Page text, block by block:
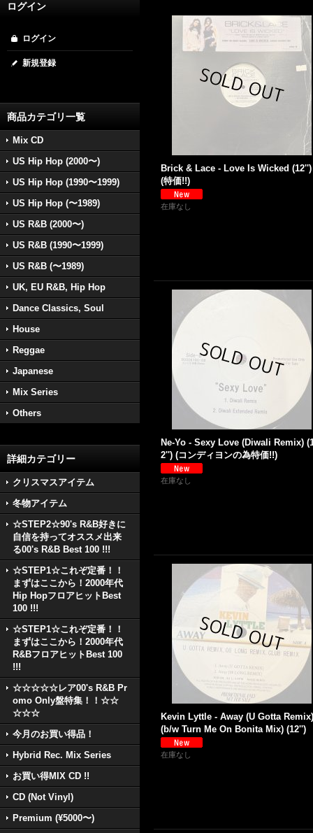
ログイン
ログイン
新規登録
商品カテゴリ一覧
Mix CD
US Hip Hop (2000〜)
US Hip Hop (1990〜1999)
US Hip Hop (〜1989)
US R&B (2000〜)
US R&B (1990〜1999)
US R&B (〜1989)
UK, EU R&B, Hip Hop
Dance Classics, Soul
House
Reggae
Japanese
Mix Series
Others
詳細カテゴリー
クリスマスアイテム
冬物アイテム
☆STEP2☆90's R&B好きに
自信を持ってオススメ出来
る00's R&B Best 100 !!!
☆STEP1☆これぞ定番！！
まずはここから！2000年代
Hip HopフロアヒットBest
100 !!!
☆STEP1☆これぞ定番！！
まずはここから！2000年代
R&BフロアヒットBest 100
!!!
☆☆☆☆☆レア00's R&B Pr
omo Only盤特集！！☆☆
☆☆☆
今月のお買い得品！
Hybrid Rec. Mix Series
お買い得MIX CD !!
CD (Not Vinyl)
Premium (¥5000〜)
Brick & Lace - Love Is Wicked (12'')
(特価!!)
在庫なし
Ne-Yo - Sexy Love (Diwali Remix)
2'') (コンディヨンの為特価!!)
在庫なし
Kevin Lyttle - Away (U Gotta Remix)
(b/w Turn Me On Bonita Mix) (12'')
在庫なし